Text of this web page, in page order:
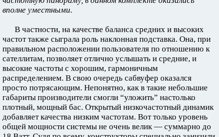
вполне уместными.
В частности, на качестве баланса средних и высоких
частот также сыграла роль наклонная подставка. Она, при
правильном расположении пользователя по отношению к
сателлитам, позволяет отлично услышать и средние, и
высокие частоты с хорошим, гармоничным
распределением. В свою очередь сабвуфер оказался
просто потрясающим. Непонятно, как в такие небольшие
габариты производители смогли “уложить” настолько
плотный, мощный бас. Открытый низкочастотный динамик
добавляет качества низким частотам. Вот только уровень
общей мощности системы не очень велик — суммарно до